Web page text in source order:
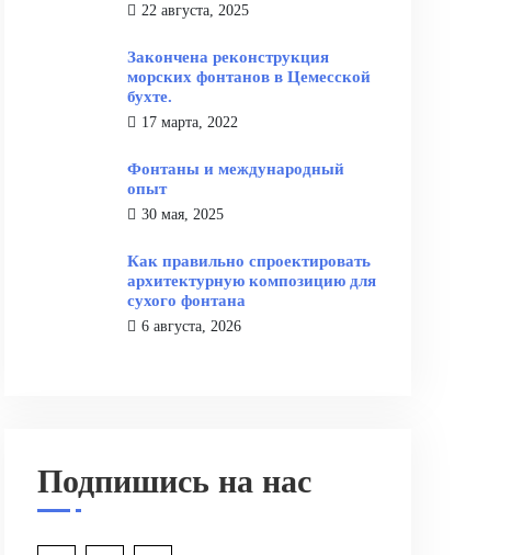
22 августа, 2025
Закончена реконструкция
морских фонтанов в Цемесской
бухте.
17 марта, 2022
Фонтаны и международный
опыт
30 мая, 2025
Как правильно спроектировать
архитектурную композицию для
сухого фонтана
6 августа, 2026
Подпишись на нас